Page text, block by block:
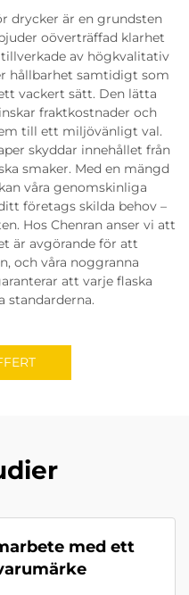
drycker är en grundsten
oöverträffad klarhet
av högkvalitativ
hållbarhet samtidigt som
vackert sätt. Den lätta
fraktkostnader och
till ett miljövänligt val.
skyddar innehållet från
smaker. Med en mängd
våra genomskinliga
företags skilda behov –
Hos Chenran anser vi att
är avgörande för att
och våra noggranna
att varje flaska
standarderna.
med ett